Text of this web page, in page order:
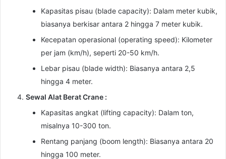
Kapasitas pisau (blade capacity): Dalam meter kubik,
biasanya berkisar antara 2 hingga 7 meter kubik.
Kecepatan operasional (operating speed): Kilometer
per jam (km/h), seperti 20-50 km/h.
Lebar pisau (blade width): Biasanya antara 2,5
hingga 4 meter.
Sewal Alat Berat Crane :
Kapasitas angkat (lifting capacity): Dalam ton,
misalnya 10-300 ton.
Rentang panjang (boom length): Biasanya antara 20
hingga 100 meter.